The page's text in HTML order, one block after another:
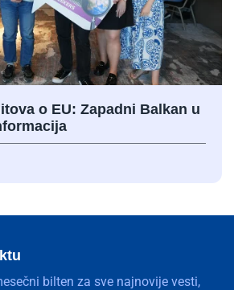
o EU: Zapadni Balkan u
bilten za sve najnovije vesti,